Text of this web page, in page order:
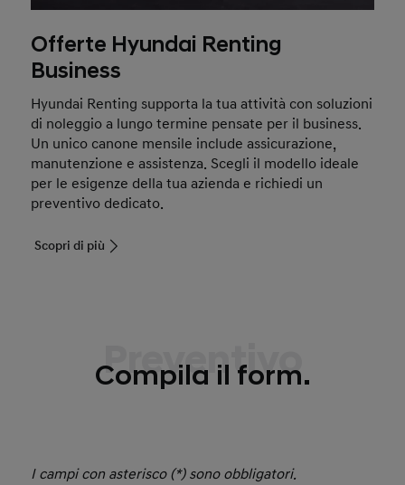
Offerte Hyundai Renting
Business
Hyundai Renting supporta la tua attività con soluzioni
di noleggio a lungo termine pensate per il business.
Un unico canone mensile include assicurazione,
manutenzione e assistenza. Scegli il modello ideale
per le esigenze della tua azienda e richiedi un
preventivo dedicato.
Scopri di più
Preventivo
Compila il form.
I campi con asterisco (*) sono obbligatori.